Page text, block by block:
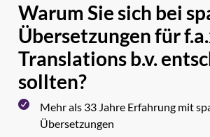
Warum Sie sich bei
Übersetzungen für
Translations b.v.
sollten?
Mehr als 33 Jahre Erfahrung mit
Übersetzungen